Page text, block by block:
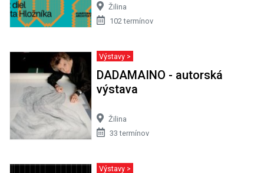
Žilina
102 termínov
Výstavy >
DADAMAINO - autorská
výstava
Žilina
33 termínov
Výstavy >